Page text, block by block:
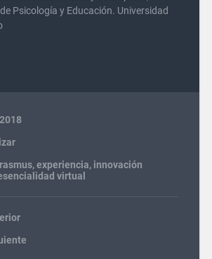
Psicología y Educación. Universidad
,experiencia, innovación
virtual